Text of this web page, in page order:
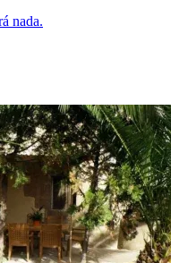
nada.